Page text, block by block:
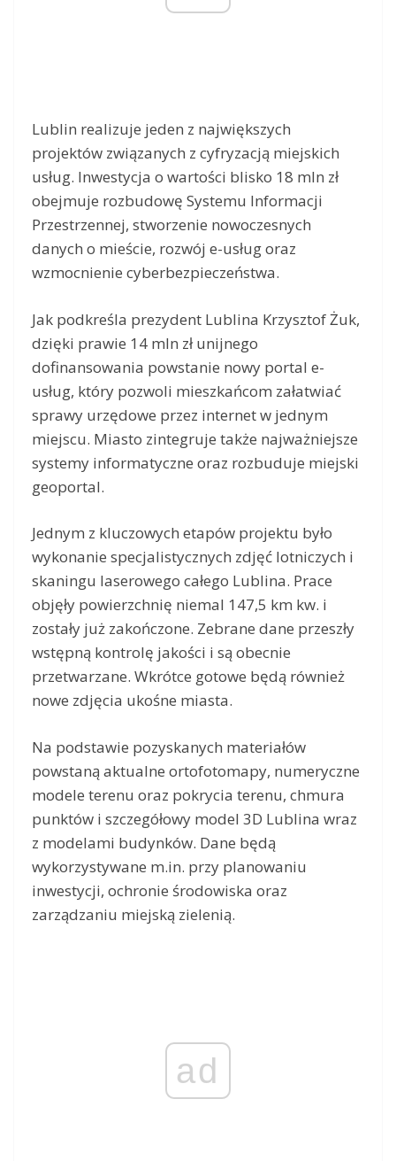
Lublin realizuje jeden z największych
projektów związanych z cyfryzacją miejskich
usług. Inwestycja o wartości blisko 18 mln zł
obejmuje rozbudowę Systemu Informacji
Przestrzennej, stworzenie nowoczesnych
danych o mieście, rozwój e-usług oraz
wzmocnienie cyberbezpieczeństwa.
Jak podkreśla prezydent Lublina Krzysztof Żuk,
dzięki prawie 14 mln zł unijnego
dofinansowania powstanie nowy portal e-
usług, który pozwoli mieszkańcom załatwiać
sprawy urzędowe przez internet w jednym
miejscu. Miasto zintegruje także najważniejsze
systemy informatyczne oraz rozbuduje miejski
geoportal.
Jednym z kluczowych etapów projektu było
wykonanie specjalistycznych zdjęć lotniczych i
skaningu laserowego całego Lublina. Prace
objęły powierzchnię niemal 147,5 km kw. i
zostały już zakończone. Zebrane dane przeszły
wstępną kontrolę jakości i są obecnie
przetwarzane. Wkrótce gotowe będą również
nowe zdjęcia ukośne miasta.
Na podstawie pozyskanych materiałów
powstaną aktualne ortofotomapy, numeryczne
modele terenu oraz pokrycia terenu, chmura
punktów i szczegółowy model 3D Lublina wraz
z modelami budynków. Dane będą
wykorzystywane m.in. przy planowaniu
inwestycji, ochronie środowiska oraz
zarządzaniu miejską zielenią.
ad